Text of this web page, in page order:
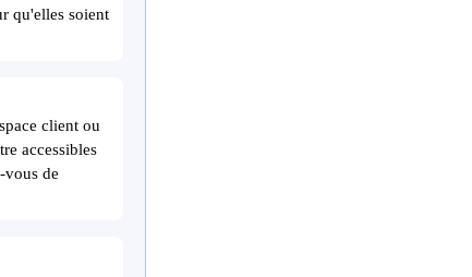
qu'elles soient
client ou
accessibles
vous de